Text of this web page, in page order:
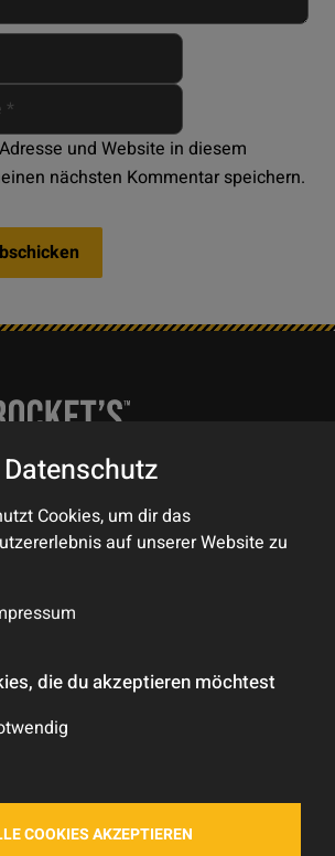
und Website in diesem
nächsten Kommentar speichern.
Cookies, um dir das
auf unserer Website zu
die du akzeptieren möchtest
COOKIES AKZEPTIEREN